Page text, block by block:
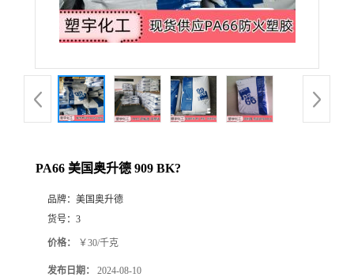
PA66 美国奥升德 909 BK?
品牌： 美国奥升德
货号： 3
价格： ￥30/千克
发布日期： 2024-08-10